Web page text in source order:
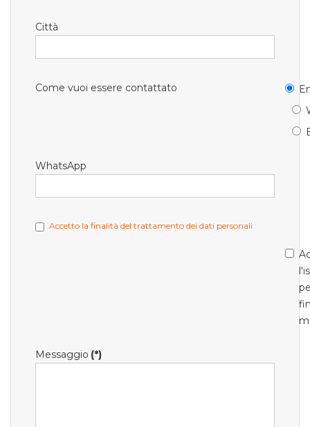
Città
Come vuoi essere contattato
WhatsApp
Accetto la finalità del trattamento dei dati personali
Messaggio (*)